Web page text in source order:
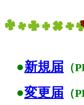
●新規届 （
●変更届 （